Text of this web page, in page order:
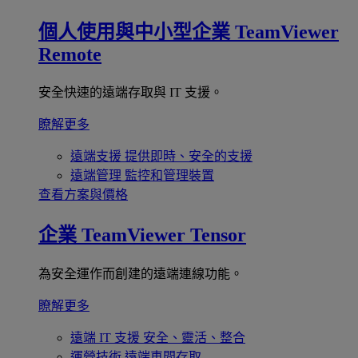
個人使用與中小型企業 TeamViewer
Remote
安全快速的遠端存取與 IT 支援。
瞭解更多
遠端支援 提供即時、安全的支援
遠端管理 監控和管理裝置
查看方案與價格
企業 TeamViewer Tensor
為安全運作而創建的遠端連線功能。
瞭解更多
遠端 IT 支援 安全、靈活、整合